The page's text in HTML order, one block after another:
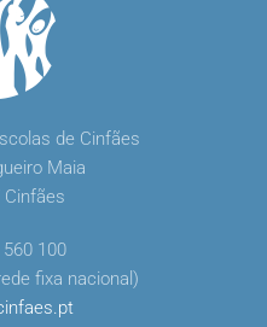
de Cinfães
Maia
Cinfães
100
fixa nacional)
.pt